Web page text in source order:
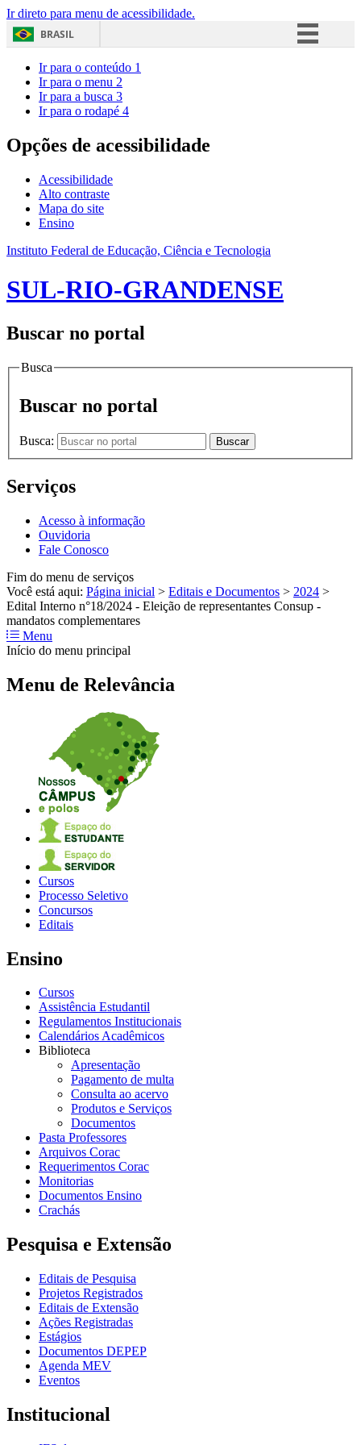
Ir direto para menu de acessibilidade.
BRASIL
Acesso à informação
Ir para o conteúdo 1
Ir para o menu 2
Ir para a busca 3
Ir para o rodapé 4
Opções de acessibilidade
Acessibilidade
Alto contraste
Mapa do site
Ensino
Instituto Federal de Educação, Ciência e Tecnologia
SUL-RIO-GRANDENSE
Buscar no portal
Busca
Buscar no portal
Busca: Buscar
Serviços
Acesso à informação
Ouvidoria
Fale Conosco
Fim do menu de serviços
Você está aqui: Página inicial > Editais e Documentos > 2024 >
Edital Interno n°18/2024 - Eleição de representantes Consup -
mandatos complementares
Menu
Início do menu principal
Menu de Relevância
Cursos
Processo Seletivo
Concursos
Editais
Ensino
Cursos
Assistência Estudantil
Regulamentos Institucionais
Calendários Acadêmicos
Biblioteca
Apresentação
Pagamento de multa
Consulta ao acervo
Produtos e Serviços
Documentos
Pasta Professores
Arquivos Corac
Requerimentos Corac
Monitorias
Documentos Ensino
Crachás
Pesquisa e Extensão
Editais de Pesquisa
Projetos Registrados
Editais de Extensão
Ações Registradas
Estágios
Documentos DEPEP
Agenda MEV
Eventos
Institucional